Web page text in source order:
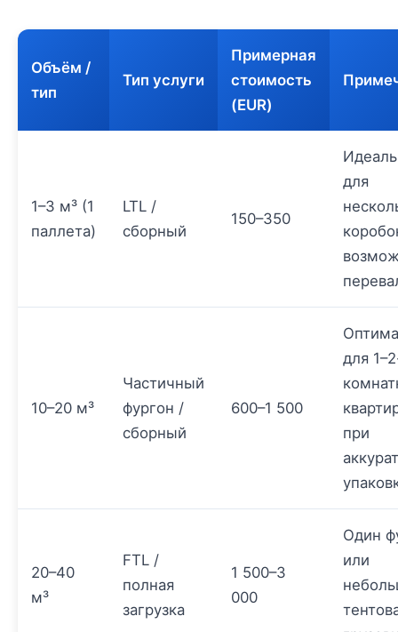
Объём /
тип
Тип услуги
Примерная
стоимость
(EUR)
1–3 м³ (1
паллета)
LTL /
сборный
150–350
для
10–20 м³
Частичный
фургон /
сборный
600–1 500
для
при
20–40
м³
FTL /
полная
загрузка
1 500–3
000
Один
или